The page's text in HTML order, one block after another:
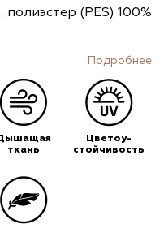
полиэстер (PES) 100%
Подробнее
ткань
Цветоу-
стойчивость